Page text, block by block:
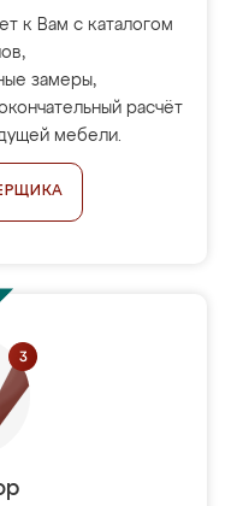
к Вам с каталогом
замеры,
расчёт
мебели.